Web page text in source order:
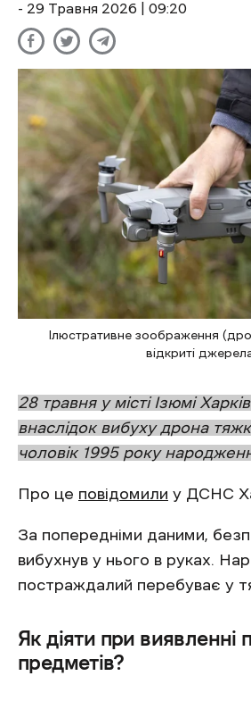
- 29 Травня 2026 | 09:20
Ілюстративне зоображення
відкриті
28 травня у місті Ізюмі
внаслідок вибуху дрона
чоловік 1995 року
Про це повідомили у ДСНС
За попередніми даними,
вибухнув у нього в руках.
постраждалий перебуває у
Як діяти при виявленні
предметів?